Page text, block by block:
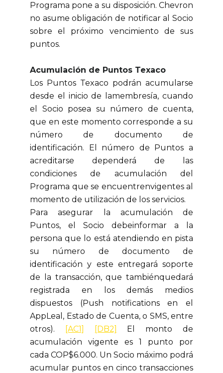
Programa pone a su disposición. Chevron
no asume obligación de notificar al Socio
sobre el próximo vencimiento de sus
puntos.
Acumulación de Puntos Texaco
Los Puntos Texaco podrán acumularse
desde el inicio de lamembresía, cuando
el Socio posea su número de cuenta,
que en este momento corresponde a su
número de documento de
identificación. El número de Puntos a
acreditarse dependerá de las
condiciones de acumulación del
Programa que se encuentrenvigentes al
momento de utilización de los servicios.
Para asegurar la acumulación de
Puntos, el Socio debeinformar a la
persona que lo está atendiendo en pista
su número de documento de
identificación y este entregará soporte
de la transacción, que tambiénquedará
registrada en los demás medios
dispuestos (Push notifications en el
AppLeal, Estado de Cuenta, o SMS, entre
otros).
[AC1] [DB2]
El monto de
acumulación vigente es 1 punto por
cada COP$6.000. Un Socio máximo podrá
acumular puntos en cinco transacciones